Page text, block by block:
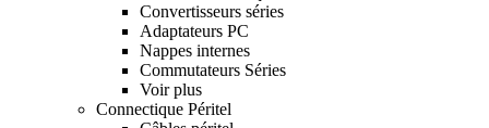
Convertisseurs séries
Adaptateurs PC
Nappes internes
Commutateurs Séries
Voir plus
Connectique Péritel